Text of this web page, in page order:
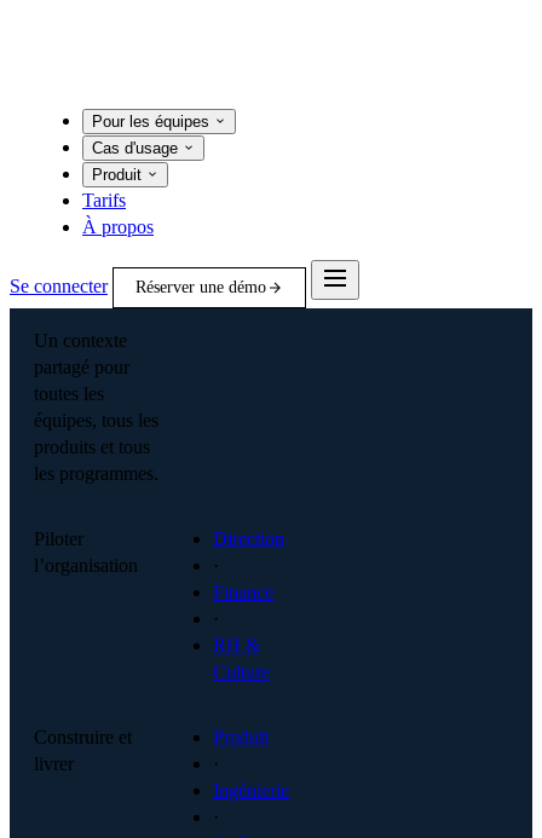
Pour les équipes
Cas d'usage
Produit
Tarifs
À propos
Se connecter Réserver une démo
Un contexte
partagé pour
toutes les
équipes, tous les
produits et tous
les programmes.
Piloter
l’organisation
Direction
·
Finance
·
RH &
Culture
Construire et
livrer
Produit
·
Ingénierie
·